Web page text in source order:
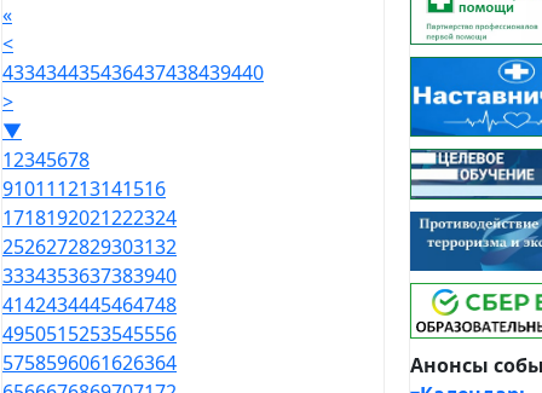
«
<
433434435436437438439440
>
▼
12345678
910111213141516
1718192021222324
2526272829303132
3334353637383940
4142434445464748
4950515253545556
5758596061626364
Анонсы